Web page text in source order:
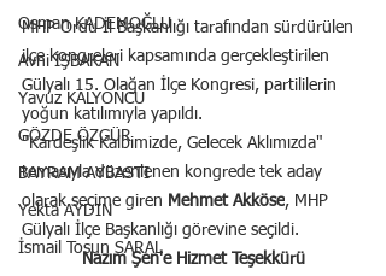
Osman KADEMOĞLU
Avni İŞBAKAN
Yavuz KALYONCU
GÖZDE ÖZGÜR
BAYRAM AYBASTI
Yekta AYDIN
İsmail Tosun SARAL
MHP Ordu İl Başkanlığı tarafından sürdürülen
ilçe kongreleri kapsamında gerçekleştirilen
Gülyalı 15. Olağan İlçe Kongresi, partililerin
yoğun katılımıyla yapıldı.
"Kardeşlik Kalbimizde, Gelecek Aklımızda"
temasıyla düzenlenen kongrede tek aday
olarak seçime giren Mehmet Akköse, MHP
Gülyalı İlçe Başkanlığı görevine seçildi.
Nazım Şen'e Hizmet Teşekkürü